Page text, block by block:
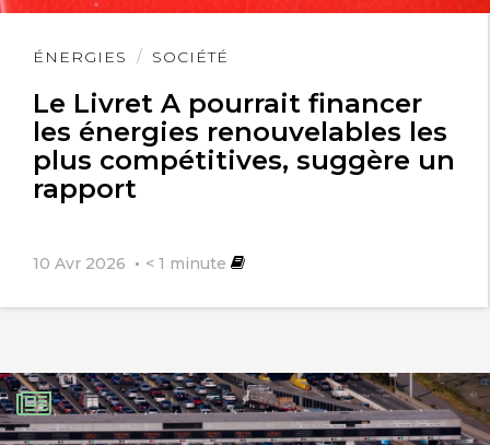
ÉNERGIES SOCIÉTÉ
Le Livret A pourrait financer
les énergies renouvelables les
plus compétitives, suggère un
rapport
10 Avr 2026 < 1 minute
Lire